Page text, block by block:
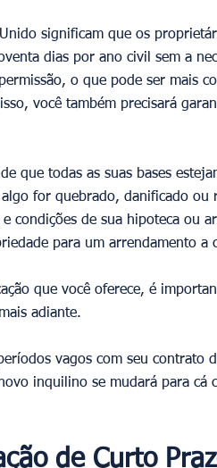
significam que os
dias por ano civil sem a
o que pode ser mais
você também precisará
que todas as suas bases
for quebrado, danificado ou
condições de sua hipoteca ou
para um arrendamento a
que você oferece, é
adiante.
vagos com seu contrato
inquilino se mudará para cá
de Curto